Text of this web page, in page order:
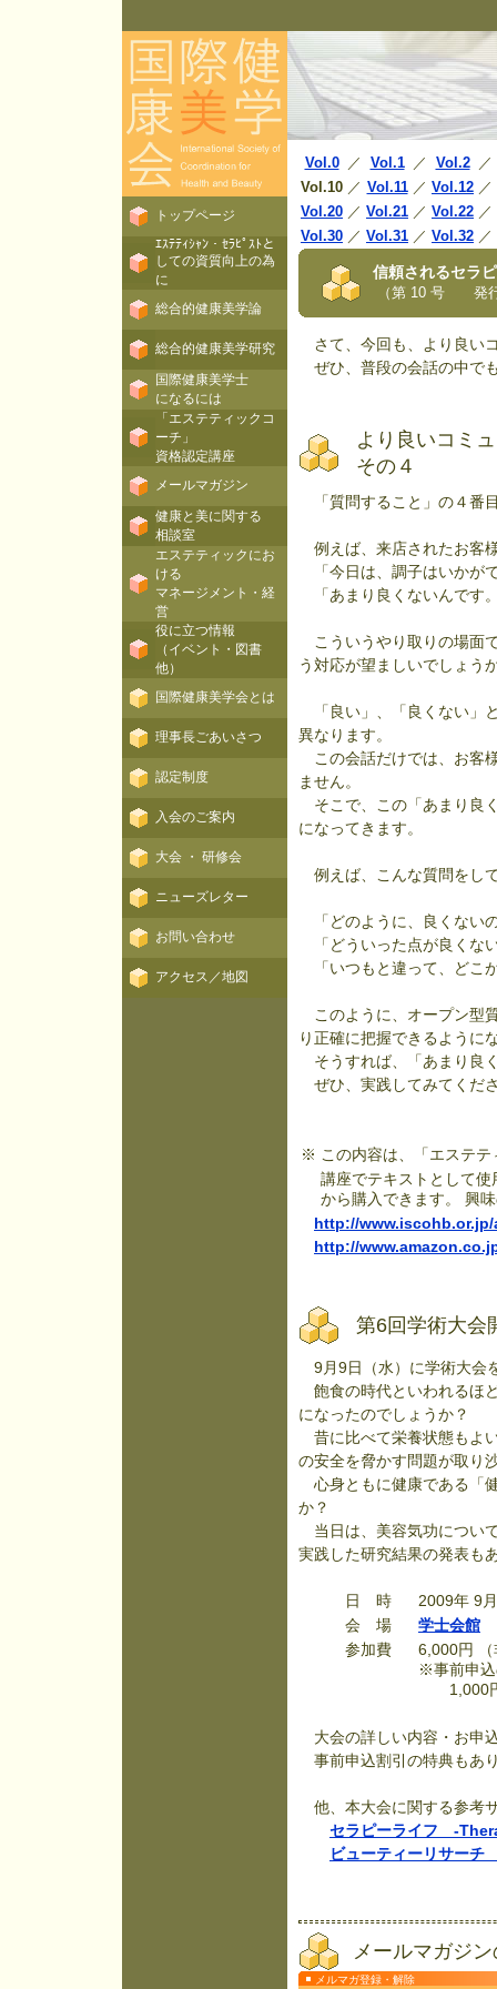
Vol.0 ／ Vol.1 ／ Vol.2
／
Vol.10 ／ Vol.11 ／ Vol.12 ／
Vol.20 ／ Vol.21 ／ Vol.22 ／
Vol.30 ／ Vol.31 ／ Vol.32 ／
信頼されるセラ
（第 10 号 発
さて、今回も、より良い
ぜひ、普段の会話の中で
より良いコミ
その４
「質問すること」の４番
例えば、来店されたお客
「今日は、調子はいかが
「あまり良くないんです
こういうやり取りの場面
う対応が望ましいでしょう
「良い」、「良くない」
異なります。
この会話だけでは、お客
ません。
そこで、この「あまり良
になってきます。
例えば、こんな質問をし
「どのように、良くない
「どういった点が良くな
「いつもと違って、どこ
このように、オープン型
り正確に把握できるように
そうすれば、「あまり良
ぜひ、実践してみてくだ
※ この内容は、「エステ
講座でテキストとして
から購入できます。 興
http://
http://
第6回学術大
9月9日（水）に学術大会
飽食の時代といわれるほ
になったのでしょうか？
昔に比べて栄養状態もよ
の安全を脅かす問題が取り
心身ともに健康である「
か？
当日は、美容気功につい
実践した研究結果の発表も
日 時
2009年 9
会 場
学士会館
参加費
6,000円
※事前申込
1,000円
大会の詳しい内容・お申
事前申込割引の特典もあ
他、本大会に関する参考
セラピーライフ -
ビューティーリサー
メールマガジ
メルマガ登録・解除
トップページ
ｴｽﾃﾃｨｼｬﾝ・ｾﾗﾋﾟｽﾄと
しての資質向上の為
に
総合的健康美学論
総合的健康美学研究
国際健康美学士
になるには
「エステティックコ
ーチ」
資格認定講座
メールマガジン
健康と美に関する
相談室
エステティックにお
ける
マネージメント・経
営
役に立つ情報
（イベント・図書
他）
国際健康美学会とは
理事長ごあいさつ
認定制度
入会のご案内
大会 ・ 研修会
ニューズレター
お問い合わせ
アクセス／地図